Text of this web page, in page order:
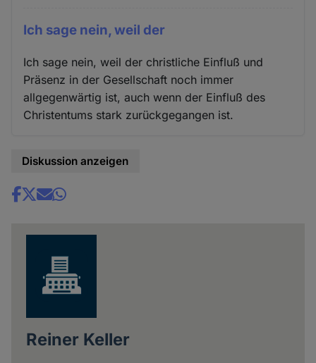
Ich sage nein, weil der
Ich sage nein, weil der christliche Einfluß und
Präsenz in der Gesellschaft noch immer
allgegenwärtig ist, auch wenn der Einfluß des
Christentums stark zurückgegangen ist.
Diskussion anzeigen
Share
Reiner Keller